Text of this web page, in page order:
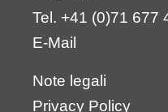
Tel. +41 (0)71 677
E-Mail
Note legali
Privacy Policy